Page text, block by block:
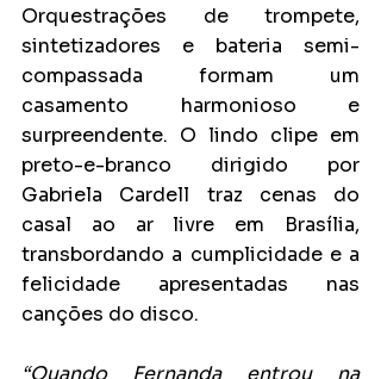
Orquestrações de trompete,
sintetizadores e bateria semi-
compassada formam um
casamento harmonioso e
surpreendente. O lindo clipe em
preto-e-branco dirigido por
Gabriela Cardell traz cenas do
casal ao ar livre em Brasília,
transbordando a cumplicidade e a
felicidade apresentadas nas
canções do disco.
“Quando Fernanda entrou na